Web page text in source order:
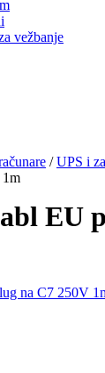
vežbanje
/UPS i
EU